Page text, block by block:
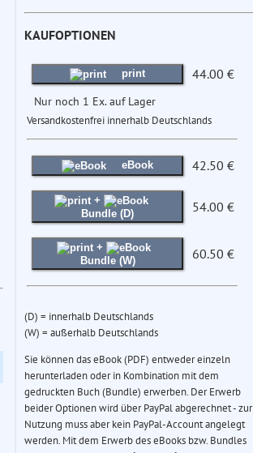
KAUFOPTIONEN
print 44.00 €
Nur noch 1 Ex. auf Lager
Versandkostenfrei innerhalb Deutschlands
eBook 42.50 €
+
Bundle (D)
54.00 €
+
Bundle (W)
60.50 €
(D) = innerhalb Deutschlands
(W) = außerhalb Deutschlands
Sie können das eBook (PDF) entweder einzeln
herunterladen oder in Kombination mit dem
gedruckten Buch (Bundle) erwerben. Der Erwerb
beider Optionen wird über PayPal abgerechnet - zur
Nutzung muss aber kein PayPal-Account angelegt
werden. Mit dem Erwerb des eBooks bzw. Bundles